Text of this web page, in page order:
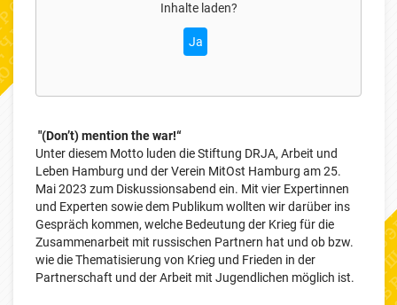
Inhalte laden?
Ja
"(Don’t) mention the war!“
Unter diesem Motto luden die Stiftung DRJA, Arbeit und
Leben Hamburg und der Verein MitOst Hamburg am 25.
Mai 2023 zum Diskussionsabend ein. Mit vier Expertinnen
und Experten sowie dem Publikum wollten wir darüber ins
Gespräch kommen, welche Bedeutung der Krieg für die
Zusammenarbeit mit russischen Partnern hat und ob bzw.
wie die Thematisierung von Krieg und Frieden in der
Partnerschaft und der Arbeit mit Jugendlichen möglich ist.